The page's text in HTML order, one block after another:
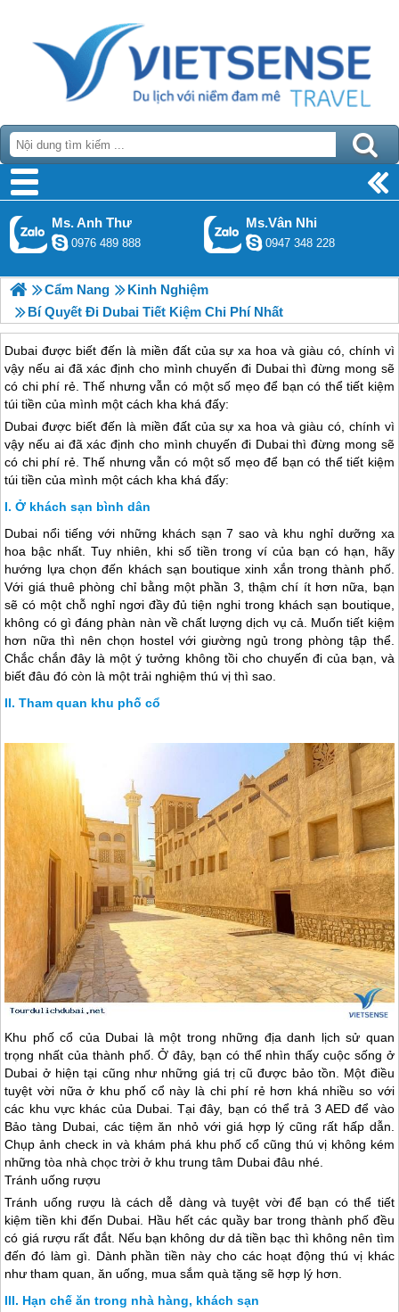
Ms. Anh Thư
0976 489 888
Ms.Vân Nhi
0947 348 228
Cẩm Nang
Kinh Nghiệm
Bí Quyết Đi Dubai Tiết Kiệm Chi Phí Nhất
Dubai được biết đến là miền đất của sự xa hoa và giàu có, chính vì
vậy nếu ai đã xác định cho mình chuyến đi Dubai thì đừng mong sẽ
có chi phí rẻ. Thế nhưng vẫn có một số mẹo để bạn có thể tiết kiệm
túi tiền của mình một cách kha khá đấy:
Dubai được biết đến là miền đất của sự xa hoa và giàu có, chính vì
vậy nếu ai đã xác định cho mình chuyến đi Dubaithì đừng mong sẽ
có chi phí rẻ. Thế nhưng vẫn có một số mẹo để bạn có thể tiết kiệm
túi tiền của mình một cách kha khá đấy:
Ở khách sạn bình dân
Dubai nổi tiếng với những khách sạn 7 sao và khu nghỉ dưỡng xa
hoa bậc nhất. Tuy nhiên, khi số tiền trong ví của bạn có hạn, hãy
hướng lựa chọn đến khách sạn boutique xinh xắn trong thành phố.
Với giá thuê phòng chỉ bằng một phần 3, thậm chí ít hơn nữa, bạn
sẽ có một chỗ nghỉ ngơi đầy đủ tiện nghi trong khách sạn boutique,
không có gì đáng phàn nàn về chất lượng dịch vụ cả. Muốn tiết kiệm
hơn nữa thì nên chọn hostel với giường ngủ trong phòng tập thể.
Chắc chắn đây là một ý tưởng không tồi cho chuyến đi của bạn, và
biết đâu đó còn là một trải nghiệm thú vị thì sao.
Tham quan khu phố cổ
Khu phố cổ của Dubai là một trong những địa danh lịch sử quan
trọng nhất của thành phố. Ở đây, bạn có thể nhìn thấy cuộc sống ở
Dubai ở hiện tại cũng như những giá trị cũ được bảo tồn. Một điều
tuyệt vời nữa ở khu phố cổ này là chi phí rẻ hơn khá nhiều so với
các khu vực khác của Dubai. Tại đây, bạn có thể trả 3 AED để vào
Bảo tàng Dubai , các tiệm ăn nhỏ với giá hợp lý cũng rất hấp dẫn.
Chụp ảnh check in và khám phá khu phố cổ cũng thú vị không kém
những tòa nhà chọc trời ở khu trung tâm Dubai đâu nhé.
Tránh uống rượu
Tránh uống rượu là cách dễ dàng và tuyệt vời để bạn có thể tiết
kiệm tiền khi đến Dubai . Hầu hết các quầy bar trong thành phố đều
có giá rượu rất đắt. Nếu bạn không dư dả tiền bạc thì không nên tìm
đến đó làm gì. Dành phần tiền này cho các hoạt động thú vị khác
như tham quan, ăn uống, mua sắm quà tặng sẽ hợp lý hơn.
Hạn chế ăn trong nhà hàng, khách sạn